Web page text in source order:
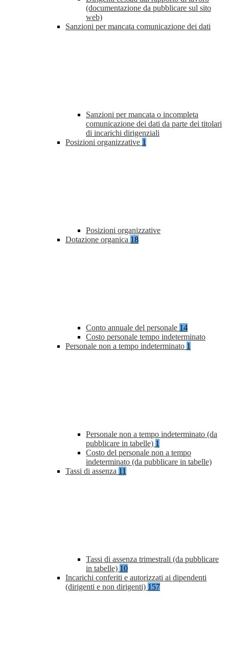
(documentazione da pubblicare sul sito
web)
Sanzioni per mancata comunicazione dei dati
Sanzioni per mancata o incompleta
comunicazione dei dati da parte dei titolari
di incarichi dirigenziali
Posizioni organizzative 1
Posizioni organizzative
Dotazione organica 18
Conto annuale del personale 14
Costo personale tempo indeterminato
Personale non a tempo indeterminato 1
Personale non a tempo indeterminato (da
pubblicare in tabelle) 1
Costo del personale non a tempo
indeterminato (da pubblicare in tabelle)
Tassi di assenza 11
Tassi di assenza trimestrali (da pubblicare
in tabelle) 10
Incarichi conferiti e autorizzati ai dipendenti
(dirigenti e non dirigenti) 157